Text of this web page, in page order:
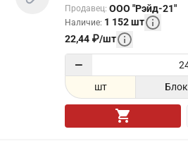
Продавец: ООО "Рэйд-21"
Наличие: 1 152шт
22,44 ₽/шт
−
шт Блок